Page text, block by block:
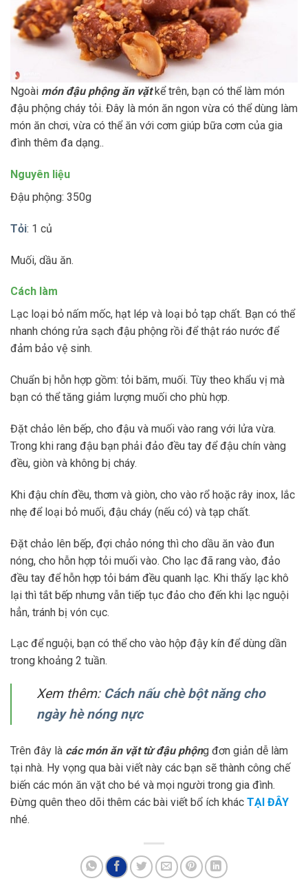
Ngoài món đậu phộng ăn vặtkể trên, bạn có thể làm món
đậu phộng cháy tỏi. Đây là món ăn ngon vừa có thể dùng làm
món ăn chơi, vừa có thể ăn với cơm giúp bữa cơm của gia
đình thêm đa dạng..
Nguyên liệu
Đậu phộng: 350g
Tỏi: 1 củ
Muối, dầu ăn.
Cách làm
Lạc loại bỏ nấm mốc, hạt lép và loại bỏ tạp chất. Bạn có thể
nhanh chóng rửa sạch đậu phộng rồi để thật ráo nước để
đảm bảo vệ sinh.
Chuẩn bị hỗn hợp gồm: tỏi băm, muối. Tùy theo khẩu vị mà
bạn có thể tăng giảm lượng muối cho phù hợp.
Đặt chảo lên bếp, cho đậu và muối vào rang với lửa vừa.
Trong khi rang đậu bạn phải đảo đều tay để đậu chín vàng
đều, giòn và không bị cháy.
Khi đậu chín đều, thơm và giòn, cho vào rổ hoặc rây inox, lắc
nhẹ để loại bỏ muối, đậu cháy (nếu có) và tạp chất.
Đặt chảo lên bếp, đợi chảo nóng thì cho dầu ăn vào đun
nóng, cho hỗn hợp tỏi muối vào. Cho lạc đã rang vào, đảo
đều tay để hỗn hợp tỏi bám đều quanh lạc. Khi thấy lạc khô
lại thì tắt bếp nhưng vẫn tiếp tục đảo cho đến khi lạc nguội
hẳn, tránh bị vón cục.
Lạc để nguội, bạn có thể cho vào hộp đậy kín để dùng dần
trong khoảng 2 tuần.
Xem thêm: Cách nấu chè bột năng cho
ngày hè nóng nực
Trên đây là các món ăn vặt từ đậu phộng đơn giản dễ làm
tại nhà. Hy vọng qua bài viết này các bạn sẽ thành công chế
biến các món ăn vặt cho bé và mọi người trong gia đình.
Đừng quên theo dõi thêm các bài viết bổ ích khác TẠI ĐÂY
nhé.